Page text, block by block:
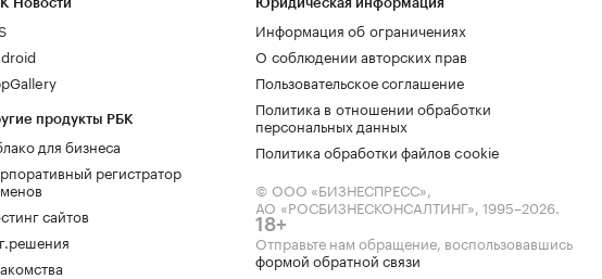
продукты РБК
для бизнеса
регистратор
сайтов
Информация об ограничениях
О соблюдении авторских прав
Пользовательское соглашение
Политика в отношении обработки
персональных данных
Политика обработки файлов cookie
© ООО «БИЗНЕСПРЕСС»,
АО «РОСБИЗНЕСКОНСАЛТИНГ», 1995–2026.
18+
Отправьте нам обращение, воспользовавшись
формой обратной связи